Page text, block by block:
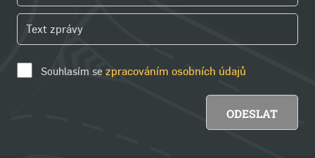
Souhlasím se zpracováním osobních údajů